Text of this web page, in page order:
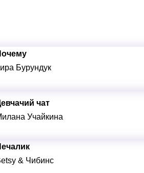
Бурундук
чат
Учайкина
& Чибинс